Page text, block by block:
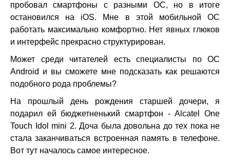
пробовал смартфоны с разными ОС, но в итоге
остановился на iOS. Мне в этой мобильной ОС
работать максимально комфортно. Нет явных глюков
и интерфейс прекрасно структурирован.
Может среди читателей есть специалисты по ОС
Android и вы сможете мне подсказать как решаются
подобного рода проблемы?
На прошлый день рождения старшей дочери, я
подарил ей бюджетненький смартфон - Alcatel One
Touch Idol mini 2. Доча была довольна до тех пока не
стала заканчиваться встроенная память в телефоне.
Вот тут началось самое интересное.